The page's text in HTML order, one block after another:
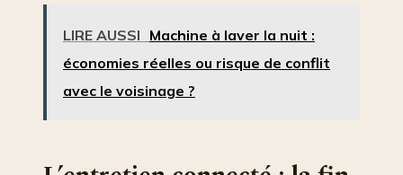
LIRE AUSSI Machine à laver la nuit :
économies réelles ou risque de conflit
avec le voisinage ?